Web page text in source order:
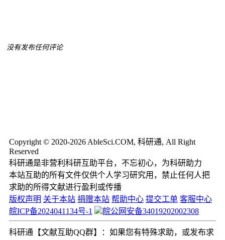
没有发布任何评论
Copyright © 2020-2026 AbleSci.COM, 科研通, All Right
Reserved
科研通是非营利科研互助平台，不忘初心，为科研助力
本站互助的所有文件仅供个人学习研究用，禁止任何人把
求助的所得文献进行盈利或传播
版权声明 关于本站 捐赠本站 帮助中心 提交工单 客服中心
皖ICP备2024041134号-1
皖公网安备34019202002308
科研通【文献互助QQ群】：如果您有特殊求助，或发布求